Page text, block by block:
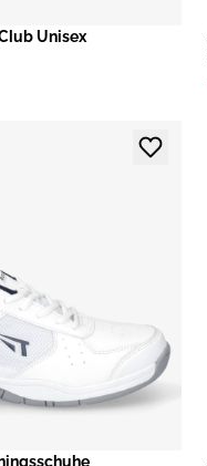
Unisex